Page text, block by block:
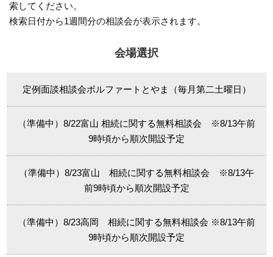
索してください。
検索日付から1週間分の相談会が表示されます。
会場選択
定例面談相談会ボルファートとやま（毎月第二土曜日）
（準備中）8/22富山 相続に関する無料相談会 ※8/13午前
9時頃から順次開設予定
（準備中）8/23富山 相続に関する無料相談会 ※8/13午
前9時頃から順次開設予定
（準備中）8/23高岡 相続に関する無料相談会 ※8/13午前
9時頃から順次開設予定